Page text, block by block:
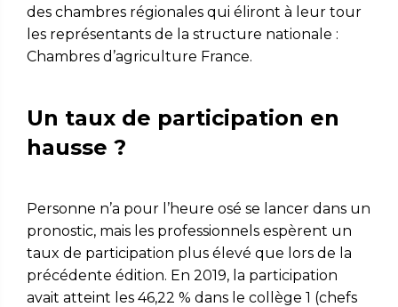
des chambres régionales qui éliront à leur tour
les représentants de la structure nationale :
Chambres d’agriculture France.
Un taux de participation en
hausse ?
Personne n’a pour l’heure osé se lancer dans un
pronostic, mais les professionnels espèrent un
taux de participation plus élevé que lors de la
précédente édition. En 2019, la participation
avait atteint les 46,22 % dans le collège 1 (chefs